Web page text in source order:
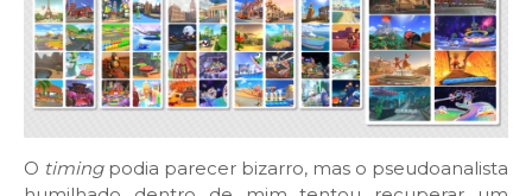
O timing podia parecer bizarro, mas o pseudoanalista